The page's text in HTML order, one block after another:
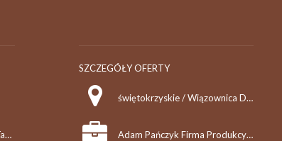
Plantacja Nad Wartą Marek Tazbir
SZCZEGÓŁY OFERTY
świętokrzyskie / Wiązownica Duża
Adam Pańczyk Firma Produkcyjno Handlowo Usługowa "KONRAD" Wiązownica Duża